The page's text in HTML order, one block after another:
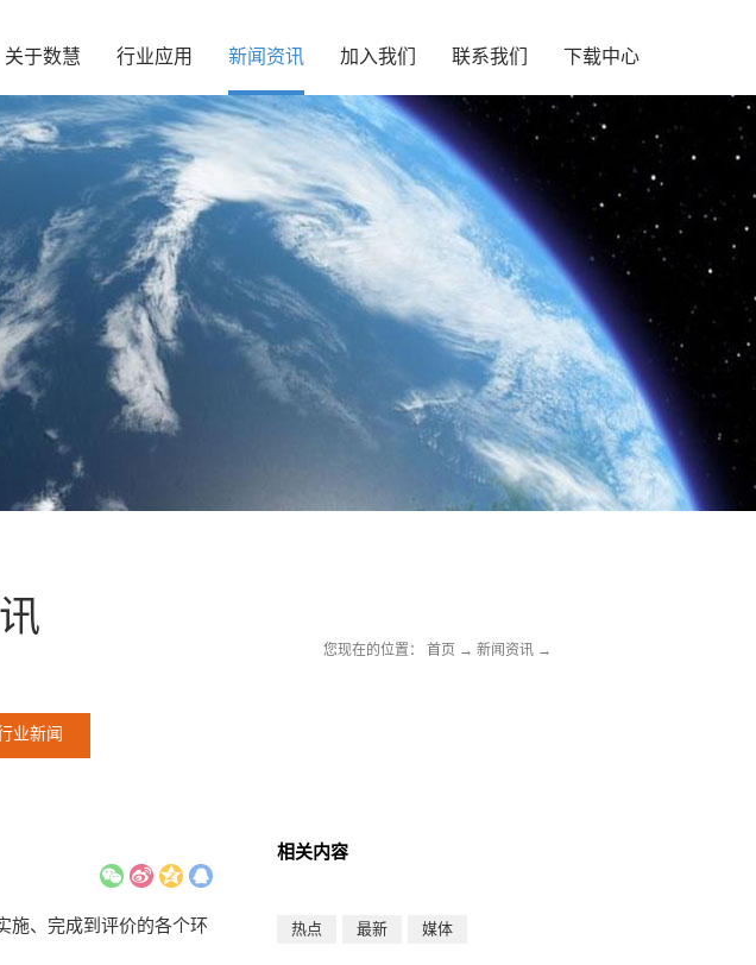
关于数慧 行业应用 新闻资讯 加入我们 联系我们 下载中心
您现在的位置： 首页 → 新闻资讯 →
业新闻
施、完成到评价的各个环
相关内容
热点 最新 媒体